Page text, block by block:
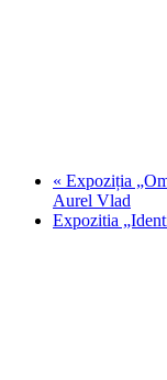
« Expoziția
Aurel Vlad
Expozitia